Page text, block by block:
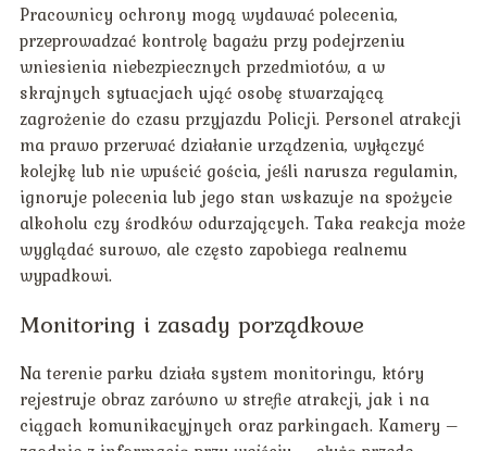
Pracownicy ochrony mogą wydawać polecenia,
przeprowadzać kontrolę bagażu przy podejrzeniu
wniesienia niebezpiecznych przedmiotów, a w
skrajnych sytuacjach ująć osobę stwarzającą
zagrożenie do czasu przyjazdu Policji. Personel atrakcji
ma prawo przerwać działanie urządzenia, wyłączyć
kolejkę lub nie wpuścić gościa, jeśli narusza regulamin,
ignoruje polecenia lub jego stan wskazuje na spożycie
alkoholu czy środków odurzających. Taka reakcja może
wyglądać surowo, ale często zapobiega realnemu
wypadkowi.
Monitoring i zasady porządkowe
Na terenie parku działa system monitoringu, który
rejestruje obraz zarówno w strefie atrakcji, jak i na
ciągach komunikacyjnych oraz parkingach. Kamery –